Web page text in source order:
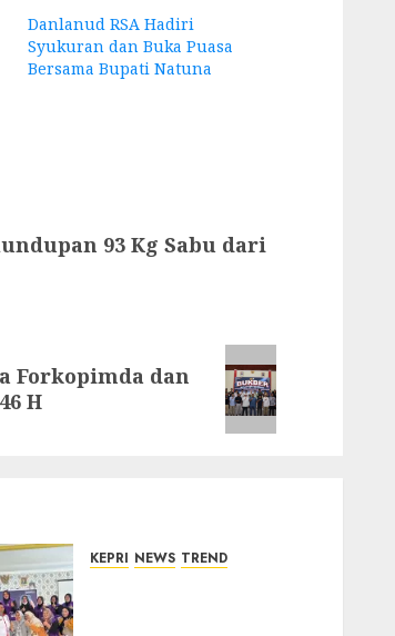
Danlanud RSA Hadiri
Syukuran dan Buka Puasa
Bersama Bupati Natuna
93 Kg Sabu dari
Forkopimda dan
H
KEPRI NEWS TREND